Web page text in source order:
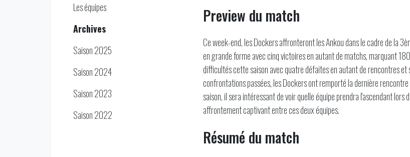
Les équipes
Archives
Saison 2025
Saison 2024
Saison 2023
Saison 2022
Preview du match
Ce week-end, les Dockers affronteront les Ankou dans le cadre de la
en grande forme avec cinq victoires en autant de matchs, marquant
difficultés cette saison avec quatre défaites en autant de rencontres
confrontations passées, les Dockers ont remporté la dernière
saison, il sera intéressant de voir quelle équipe prendra l'ascendant
affrontement captivant entre ces deux équipes.
Résumé du match